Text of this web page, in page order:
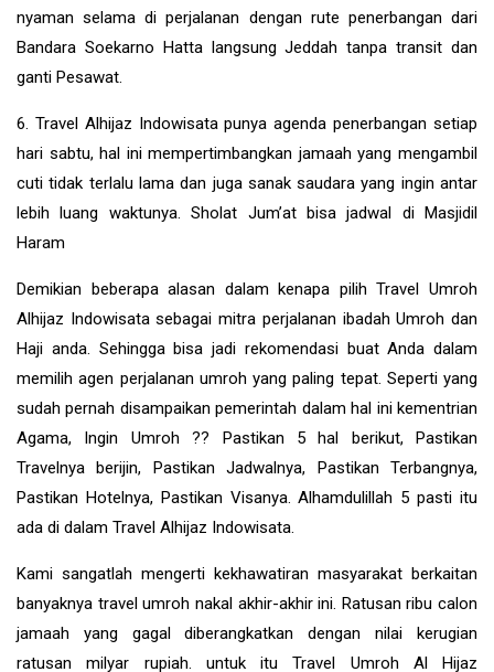
nyaman selama di perjalanan dengan rute penerbangan dari
Bandara Soekarno Hatta langsung Jeddah tanpa transit dan
ganti Pesawat.
6. Travel Alhijaz Indowisata punya agenda penerbangan setiap
hari sabtu, hal ini mempertimbangkan jamaah yang mengambil
cuti tidak terlalu lama dan juga sanak saudara yang ingin antar
lebih luang waktunya. Sholat Jum’at bisa jadwal di Masjidil
Haram
Demikian beberapa alasan dalam kenapa pilih Travel Umroh
Alhijaz Indowisata sebagai mitra perjalanan ibadah Umroh dan
Haji anda. Sehingga bisa jadi rekomendasi buat Anda dalam
memilih agen perjalanan umroh yang paling tepat. Seperti yang
sudah pernah disampaikan pemerintah dalam hal ini kementrian
Agama, Ingin Umroh ?? Pastikan 5 hal berikut, Pastikan
Travelnya berijin, Pastikan Jadwalnya, Pastikan Terbangnya,
Pastikan Hotelnya, Pastikan Visanya. Alhamdulillah 5 pasti itu
ada di dalam Travel Alhijaz Indowisata.
Kami sangatlah mengerti kekhawatiran masyarakat berkaitan
banyaknya travel umroh nakal akhir-akhir ini. Ratusan ribu calon
jamaah yang gagal diberangkatkan dengan nilai kerugian
ratusan milyar rupiah. untuk itu Travel Umroh Al Hijaz